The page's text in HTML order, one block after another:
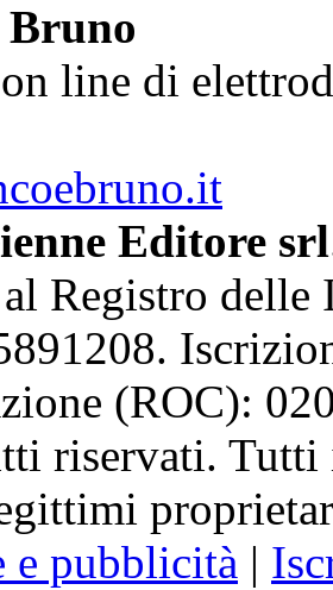
line di
Editore srl
Registro delle
(ROC):
riservati. Tutti
e pubblicità |